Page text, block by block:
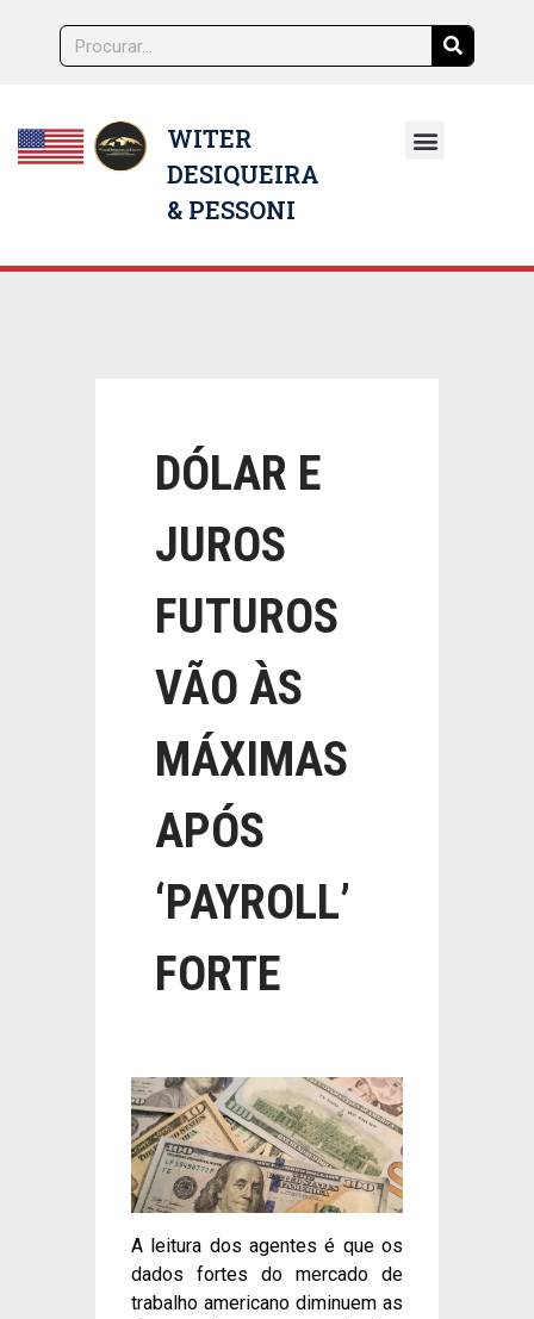
WITER
DESIQUEIRA
& PESSONI
DÓLAR E
JUROS
FUTUROS
VÃO ÀS
MÁXIMAS
APÓS
‘PAYROLL’
FORTE
A leitura dos agentes é que os
dados fortes do mercado de
trabalho americano diminuem as